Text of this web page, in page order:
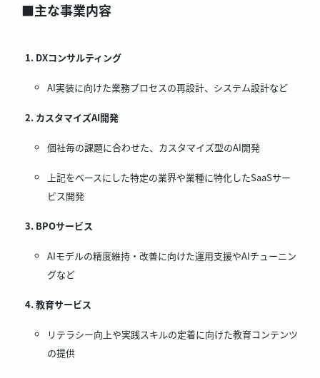
■主な事業内容
DXコンサルティング
AI実装に向けた業務プロセスの再設計、システム設計など
カスタマイズAI開発
個社毎の課題に合わせた、カスタマイズ型のAI開発
上記をベースにした特定の業界や業種に特化したSaaSサー
ビス開発
BPOサービス
AIモデルの精度維持・改善に向けた運用支援やAIチューニン
グなど
教育サービス
リテラシー向上や実践スキルの定着に向けた教育コンテンツ
の提供